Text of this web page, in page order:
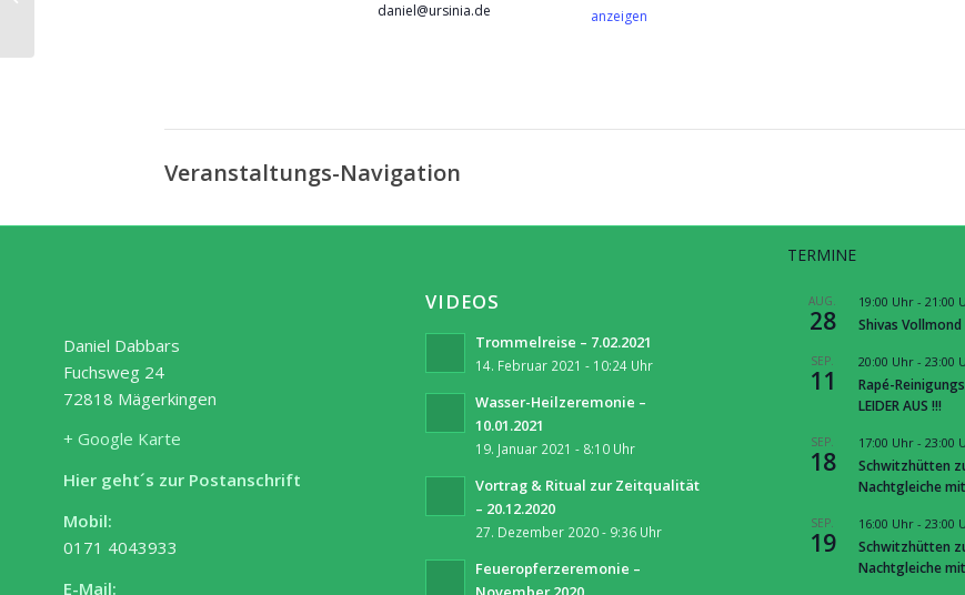
daniel@ursinia.de
anzeigen
Veranstaltungs-Navigation
Daniel Dabbars
Fuchsweg 24
72818 Mägerkingen
+ Google Karte
Hier geht´s zur Postanschrift
Mobil:
0171 4043933
E-Mail:
VIDEOS
Trommelreise – 7.02.2021
14. Februar 2021 - 10:24 Uhr
Wasser-Heilzeremonie –
10.01.2021
19. Januar 2021 - 8:10 Uhr
Vortrag & Ritual zur Zeitqualität
– 20.12.2020
27. Dezember 2020 - 9:36 Uhr
Feueropferzeremonie –
TERMINE
AUG.
28
19:00 Uhr- 21:00
Shivas Vollmond
SEP.
11
20:00 Uhr- 23:00
Rapé-
LEIDER AUS !!!
SEP.
18
17:00 Uhr- 23:00
Schwitzhütten
Nachtgleiche
SEP.
19
16:00 Uhr- 23:00
Schwitzhütten
Nachtgleiche